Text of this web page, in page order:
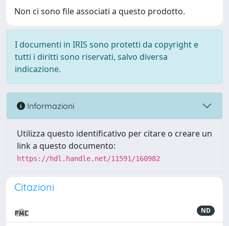
Non ci sono file associati a questo prodotto.
I documenti in IRIS sono protetti da copyright e
tutti i diritti sono riservati, salvo diversa
indicazione.
Informazioni
Utilizza questo identificativo per citare o creare un
link a questo documento:
https://hdl.handle.net/11591/160982
Citazioni
ND